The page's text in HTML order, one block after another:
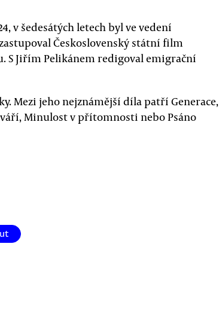
v šedesátých letech byl ve vedení
Československý státní film
S Jiřím Pelikánem redigoval emigrační
Mezi jeho nejznámější díla patří Generace,
Minulost v přítomnosti nebo Psáno